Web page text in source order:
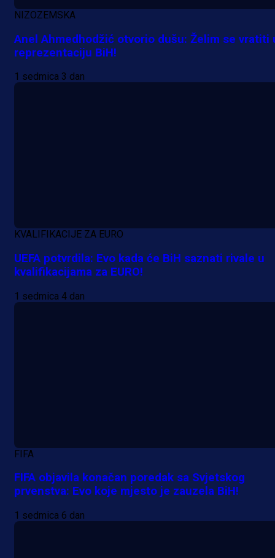
1 dan 12 h
NIZOZEMSKA
Anel Ahmedhodžić otvorio dušu: Želim se vratiti
reprezentaciju BiH!
1 sedmica 3 dan
KVALIFIKACIJE ZA EURO
UEFA potvrdila: Evo kada će BiH saznati rivale u
kvalifikacijama za EURO!
1 sedmica 4 dan
FIFA
FIFA objavila konačan poredak sa Svjetskog
prvenstva: Evo koje mjesto je zauzela BiH!
1 sedmica 6 dan